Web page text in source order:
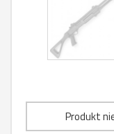
Produkt